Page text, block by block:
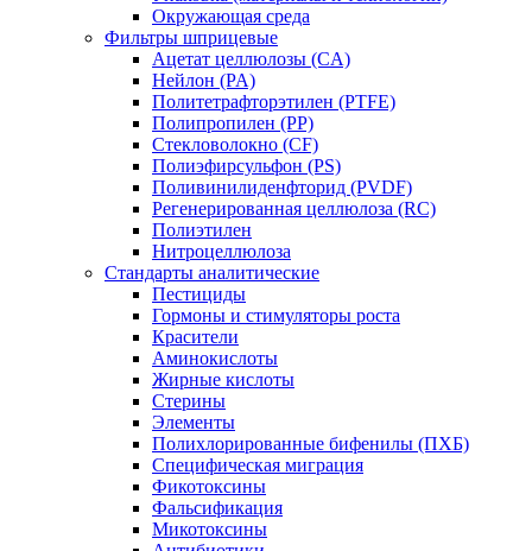
Окружающая среда
Фильтры шприцевые
Ацетат целлюлозы (CA)
Нейлон (PA)
Политетрафторэтилен (PTFE)
Полипропилен (PP)
Стекловолокно (CF)
Полиэфирсульфон (PS)
Поливинилиденфторид (PVDF)
Регенерированная целлюлоза (RC)
Полиэтилен
Нитроцеллюлоза
Стандарты аналитические
Пестициды
Гормоны и стимуляторы роста
Красители
Аминокислоты
Жирные кислоты
Стерины
Элементы
Полихлорированные бифенилы (ПХБ)
Специфическая миграция
Фикотоксины
Фальсификация
Микотоксины